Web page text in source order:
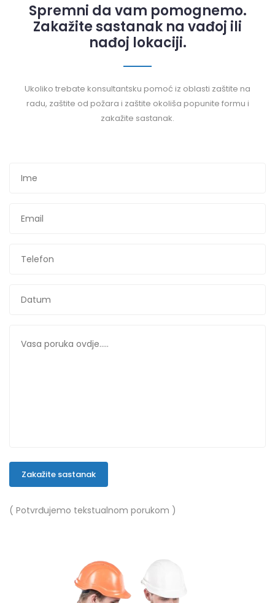
Spremni da vam pomognemo.
Zakažite sastanak na vađoj ili
nađoj lokaciji.
Ukoliko trebate konsultantsku pomoć iz oblasti zaštite na
radu, zaštite od požara i zaštite okoliša popunite formu i
zakažite sastanak.
Zakažite sastanak
( Potvrđujemo tekstualnom porukom )